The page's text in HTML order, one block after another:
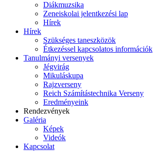
Diákmuzsika
Zeneiskolai jelentkezési lap
Hírek
Hírek
Szükséges taneszközök
Étkezéssel kapcsolatos információk
Tanulmányi versenyek
Jégvirág
Mikuláskupa
Rajzverseny
Reich Számítástechnika Verseny
Eredményeink
Rendezvények
Galéria
Képek
Videók
Kapcsolat